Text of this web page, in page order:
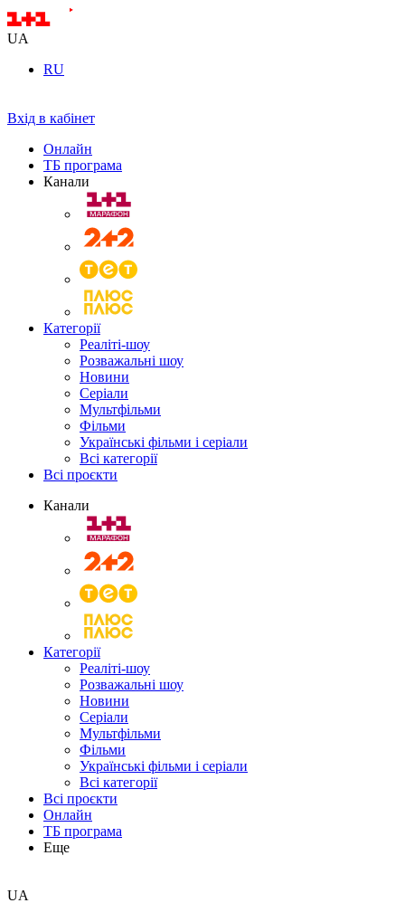
UA
RU
Вхід в кабінет
Онлайн
ТБ програма
Канали
Категорії
Реаліті-шоу
Розважальні шоу
Новини
Серіали
Мультфільми
Фільми
Українські фільми і серіали
Всі категорії
Всі проєкти
Канали
Категорії
Реаліті-шоу
Розважальні шоу
Новини
Серіали
Мультфільми
Фільми
Українські фільми і серіали
Всі категорії
Всі проєкти
Онлайн
ТБ програма
Еще
UA